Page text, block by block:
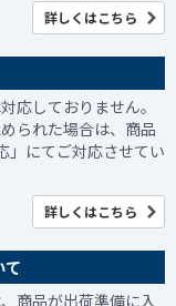
詳しくはこちら
応しておりません。
られた場合は、商品
」にてご対応させてい
詳しくはこちら
て
商品が出荷準備に入